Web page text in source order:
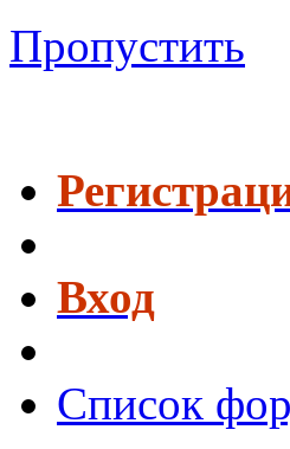
Пропустить
Вход
Список